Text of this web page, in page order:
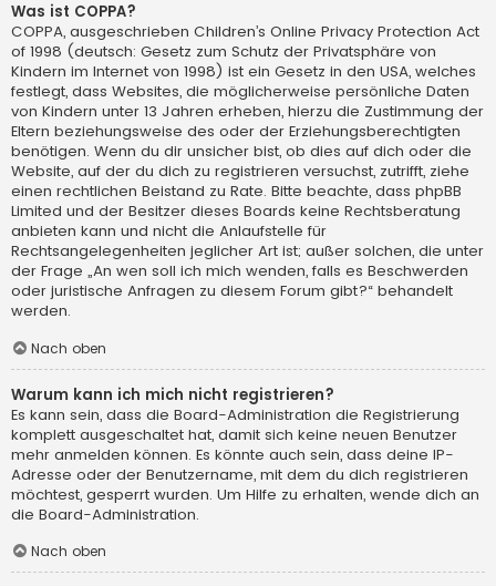
Was ist COPPA?
COPPA, ausgeschrieben Children’s Online Privacy Protection Act
of 1998 (deutsch: Gesetz zum Schutz der Privatsphäre von
Kindern im Internet von 1998) ist ein Gesetz in den USA, welches
festlegt, dass Websites, die möglicherweise persönliche Daten
von Kindern unter 13 Jahren erheben, hierzu die Zustimmung der
Eltern beziehungsweise des oder der Erziehungsberechtigten
benötigen. Wenn du dir unsicher bist, ob dies auf dich oder die
Website, auf der du dich zu registrieren versuchst, zutrifft, ziehe
einen rechtlichen Beistand zu Rate. Bitte beachte, dass phpBB
Limited und der Besitzer dieses Boards keine Rechtsberatung
anbieten kann und nicht die Anlaufstelle für
Rechtsangelegenheiten jeglicher Art ist; außer solchen, die unter
der Frage „An wen soll ich mich wenden, falls es Beschwerden
oder juristische Anfragen zu diesem Forum gibt?“ behandelt
werden.
Nach oben
Warum kann ich mich nicht registrieren?
Es kann sein, dass die Board-Administration die Registrierung
komplett ausgeschaltet hat, damit sich keine neuen Benutzer
mehr anmelden können. Es könnte auch sein, dass deine IP-
Adresse oder der Benutzername, mit dem du dich registrieren
möchtest, gesperrt wurden. Um Hilfe zu erhalten, wende dich an
die Board-Administration.
Nach oben